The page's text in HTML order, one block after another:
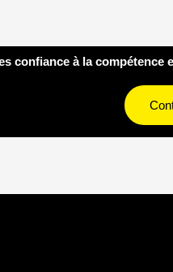
confiance à la compétence